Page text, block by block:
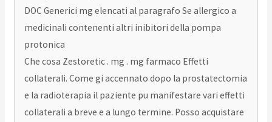
DOC Generici mg elencati al paragrafo Se allergico a
medicinali contenenti altri inibitori della pompa
protonica
Che cosa Zestoretic . mg . mg farmaco Effetti
collaterali. Come gi accennato dopo la prostatectomia
e la radioterapia il paziente pu manifestare vari effetti
collaterali a breve e a lungo termine. Posso acquistare